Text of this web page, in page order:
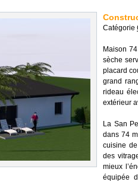
Catégorie
Maison
sèche
placard
grand
rideau
extérieur
La San
dans 74
cuisine
des
mieux
équipée